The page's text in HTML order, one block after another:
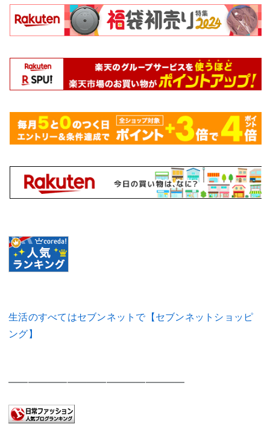
生活のすべてはセブンネットで【セブンネットショッピ
ング】
——————————————————